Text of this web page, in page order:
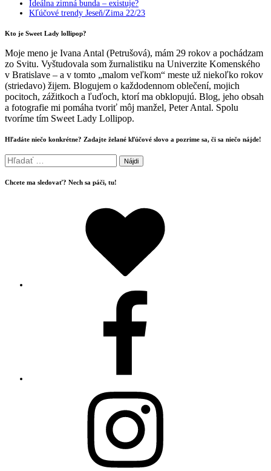
Ideálna zimná bunda – existuje?
Kľúčové trendy Jeseň/Zima 22/23
Kto je Sweet Lady lollipop?
Moje meno je Ivana Antal (Petrušová), mám 29 rokov a pochádzam
zo Svitu. Vyštudovala som žurnalistiku na Univerzite Komenského
v Bratislave – a v tomto „malom veľkom“ meste už niekoľko rokov
(striedavo) žijem. Blogujem o každodennom oblečení, mojich
pocitoch, zážitkoch a ľuďoch, ktorí ma obklopujú. Blog, jeho obsah
a fotografie mi pomáha tvoriť môj manžel, Peter Antal. Spolu
tvoríme tím Sweet Lady Lollipop.
Hľadáte niečo konkrétne? Zadajte želané kľúčové slovo a pozrime sa, či sa niečo nájde!
Hľadať:
Chcete ma sledovať? Nech sa páči, tu!